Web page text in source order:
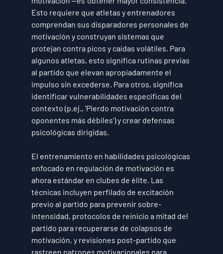
Esto requiere que atletas y entrenadores
comprendan sus disparadores personales de
motivación y construyan sistemas que
protejan contra picos y caídas volátiles. Para
algunos atletas, esto significa rutinas previas
al partido que elevan apropiadamente el
impulso sin excederse. Para otros, significa
identificar vulnerabilidades específicas del
contexto (p.ej., 'Pierdo motivación contra
oponentes más débiles') y crear defensas
psicológicas dirigidas.
El entrenamiento en habilidades psicológicas
enfocado en regulación de motivación es
ahora estándar en clubes de élite. Las
técnicas incluyen perfilado de excitación
previo al partido para prevenir sobre-
intensidad, protocolos de reinicio a mitad del
partido para recuperarse de colapsos de
motivación, y revisiones post-partido que
rastreen patrones motivacionales para